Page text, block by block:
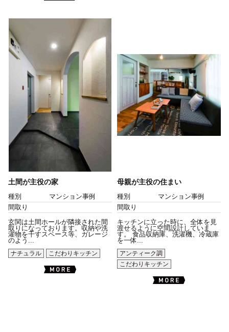
土間が主役の家
種別
マンション事例
間取り
玄関は土間ホールが隣接された間
取りになっております。収納や洗
濯物を干すスペース等、ガレージ
のよう...
ナチュラル
こだわりキッチン
母親が主役の住まい
種別
マンション事例
間取り
キッチンに立った時に、全体を見
渡せるように空間設計していま
す。 食品収納庫、洗濯機、冷蔵庫
を一体...
アンティーク調
こだわりキッチン